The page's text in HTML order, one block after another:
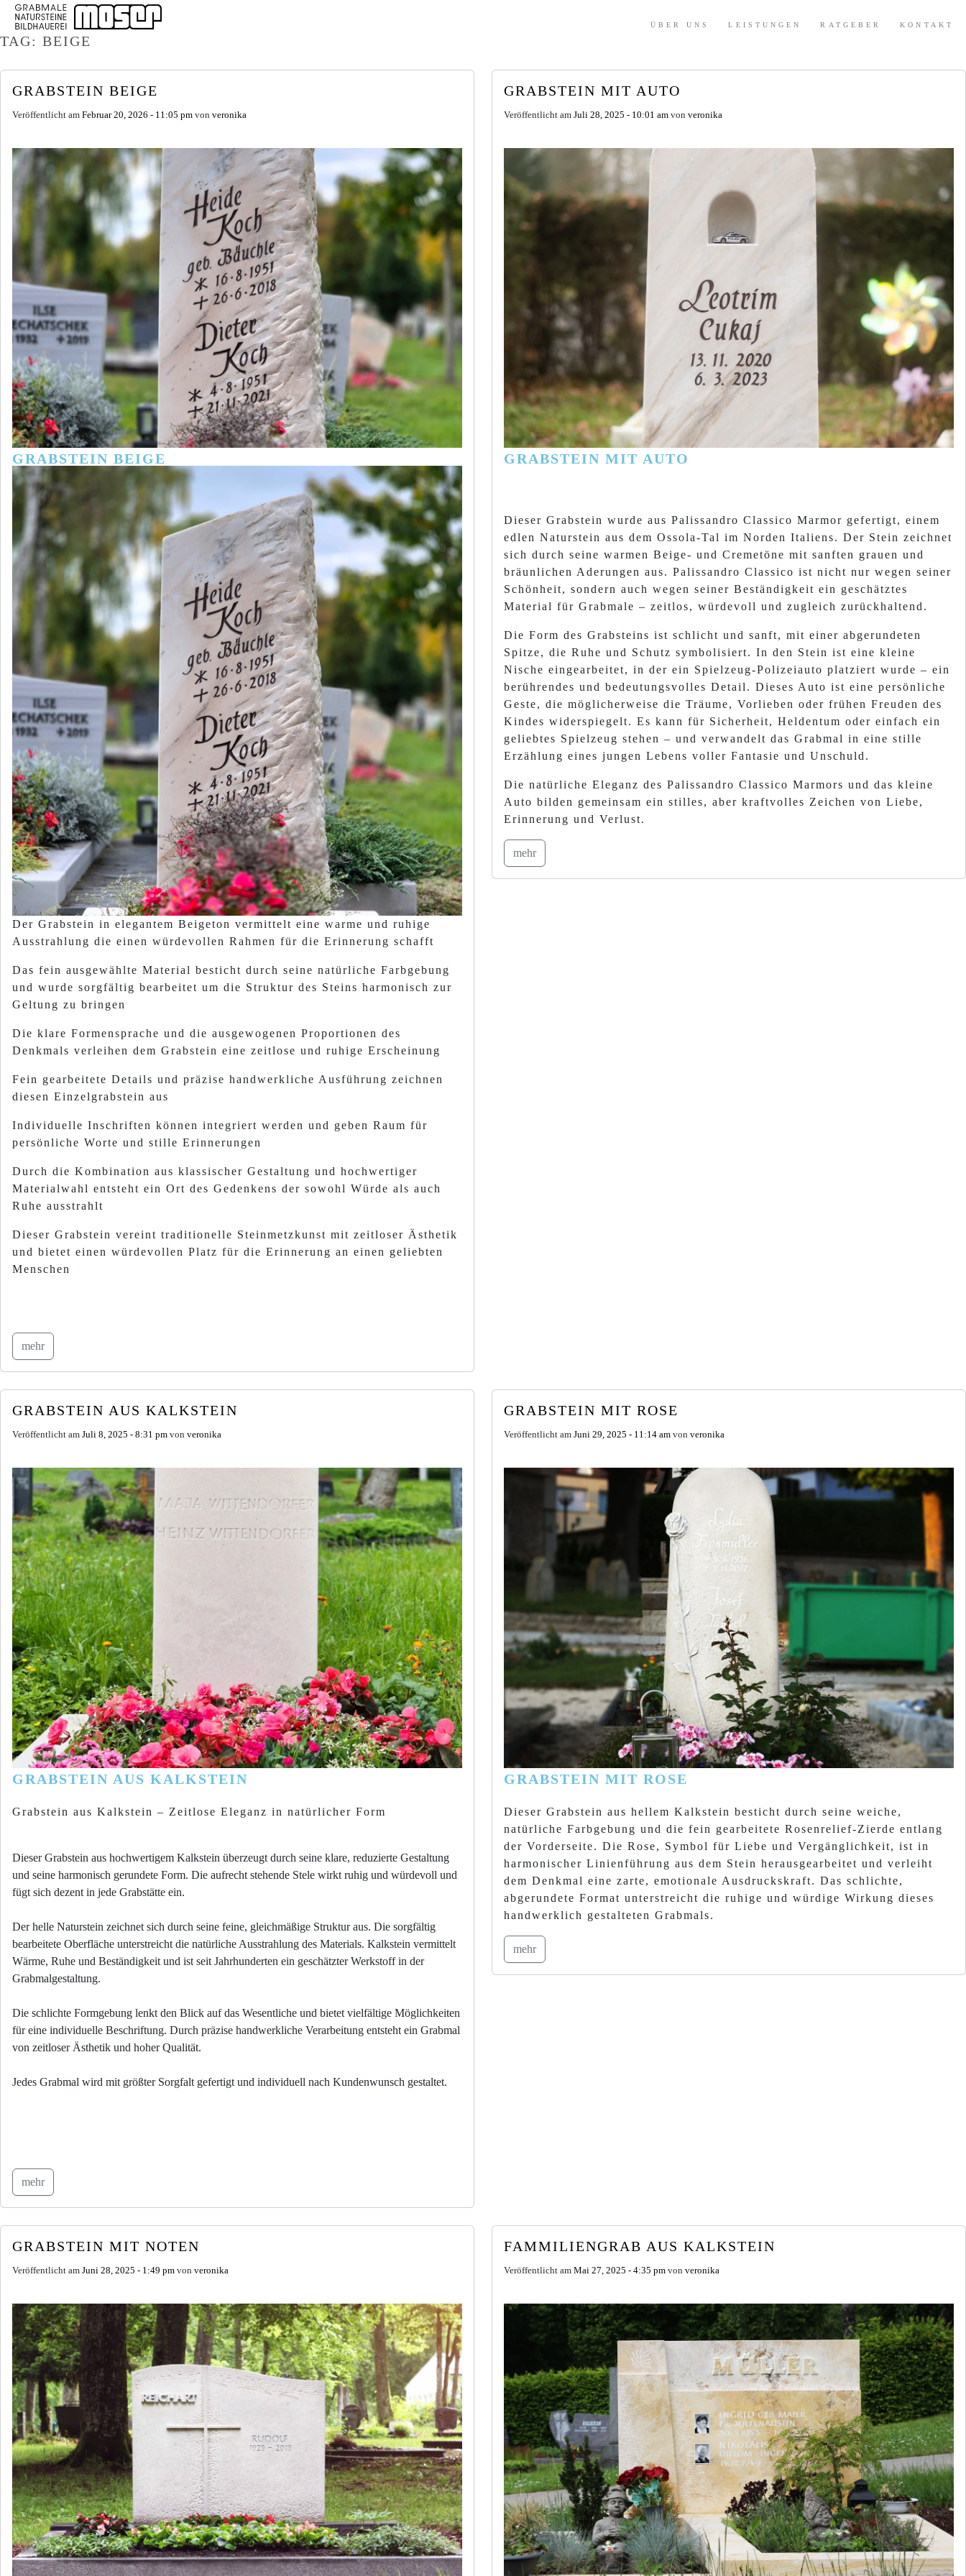
ÜBER UNS LEISTUNGEN RATGEBER KONTAKT
TAG: BEIGE
GRABSTEIN BEIGE
Veröffentlicht am Februar 20, 2026 - 11:05 pm von veronika
GRABSTEIN BEIGE
Der Grabstein in elegantem Beigeton vermittelt eine warme und ruhige
Ausstrahlung die einen würdevollen Rahmen für die Erinnerung schafft
Das fein ausgewählte Material besticht durch seine natürliche Farbgebung
und wurde sorgfältig bearbeitet um die Struktur des Steins harmonisch zur
Geltung zu bringen
Die klare Formensprache und die ausgewogenen Proportionen des
Denkmals verleihen dem Grabstein eine zeitlose und ruhige Erscheinung
Fein gearbeitete Details und präzise handwerkliche Ausführung zeichnen
diesen Einzelgrabstein aus
Individuelle Inschriften können integriert werden und geben Raum für
persönliche Worte und stille Erinnerungen
Durch die Kombination aus klassischer Gestaltung und hochwertiger
Materialwahl entsteht ein Ort des Gedenkens der sowohl Würde als auch
Ruhe ausstrahlt
Dieser Grabstein vereint traditionelle Steinmetzkunst mit zeitloser Ästhetik
und bietet einen würde­vollen Platz für die Erinnerung an einen geliebten
Menschen
mehr
GRABSTEIN MIT AUTO
Veröffentlicht am Juli 28, 2025 - 10:01 am von veronika
GRABSTEIN MIT AUTO
Dieser Grabstein wurde aus Palissandro Classico Marmor gefertigt, einem
edlen Naturstein aus dem Ossola-Tal im Norden Italiens. Der Stein zeichnet
sich durch seine warmen Beige- und Cremetöne mit sanften grauen und
bräunlichen Aderungen aus. Palissandro Classico ist nicht nur wegen seiner
Schönheit, sondern auch wegen seiner Beständigkeit ein geschätztes
Material für Grabmale – zeitlos, würdevoll und zugleich zurückhaltend.
Die Form des Grabsteins ist schlicht und sanft, mit einer abgerundeten
Spitze, die Ruhe und Schutz symbolisiert. In den Stein ist eine kleine
Nische eingearbeitet, in der ein Spielzeug-Polizeiauto platziert wurde – ein
berührendes und bedeutungsvolles Detail. Dieses Auto ist eine persönliche
Geste, die möglicherweise die Träume, Vorlieben oder frühen Freuden des
Kindes widerspiegelt. Es kann für Sicherheit, Heldentum oder einfach ein
geliebtes Spielzeug stehen – und verwandelt das Grabmal in eine stille
Erzählung eines jungen Lebens voller Fantasie und Unschuld.
Die natürliche Eleganz des Palissandro Classico Marmors und das kleine
Auto bilden gemeinsam ein stilles, aber kraftvolles Zeichen von Liebe,
Erinnerung und Verlust.
mehr
GRABSTEIN AUS KALKSTEIN
Veröffentlicht am Juli 8, 2025 - 8:31 pm von veronika
GRABSTEIN AUS KALKSTEIN
Grabstein aus Kalkstein – Zeitlose Eleganz in natürlicher Form
Dieser Grabstein aus hochwertigem Kalkstein überzeugt durch seine klare, reduzierte Gestaltung
und seine harmonisch gerundete Form. Die aufrecht stehende Stele wirkt ruhig und würdevoll und
fügt sich dezent in jede Grabstätte ein.
Der helle Naturstein zeichnet sich durch seine feine, gleichmäßige Struktur aus. Die sorgfältig
bearbeitete Oberfläche unterstreicht die natürliche Ausstrahlung des Materials. Kalkstein vermittelt
Wärme, Ruhe und Beständigkeit und ist seit Jahrhunderten ein geschätzter Werkstoff in der
Grabmalgestaltung.
Die schlichte Formgebung lenkt den Blick auf das Wesentliche und bietet vielfältige Möglichkeiten
für eine individuelle Beschriftung. Durch präzise handwerkliche Verarbeitung entsteht ein Grabmal
von zeitloser Ästhetik und hoher Qualität.
Jedes Grabmal wird mit größter Sorgfalt gefertigt und individuell nach Kundenwunsch gestaltet.
mehr
GRABSTEIN MIT ROSE
Veröffentlicht am Juni 29, 2025 - 11:14 am von veronika
GRABSTEIN MIT ROSE
Dieser Grabstein aus hellem Kalkstein besticht durch seine weiche,
natürliche Farbgebung und die fein gearbeitete Rosenrelief-Zierde entlang
der Vorderseite. Die Rose, Symbol für Liebe und Vergänglichkeit, ist in
harmonischer Linienführung aus dem Stein herausgearbeitet und verleiht
dem Denkmal eine zarte, emotionale Ausdruckskraft. Das schlichte,
abgerundete Format unterstreicht die ruhige und würdige Wirkung dieses
handwerklich gestalteten Grabmals.
mehr
GRABSTEIN MIT NOTEN
Veröffentlicht am Juni 28, 2025 - 1:49 pm von veronika
FAMMILIENGRAB AUS KALKSTEIN
Veröffentlicht am Mai 27, 2025 - 4:35 pm von veronika